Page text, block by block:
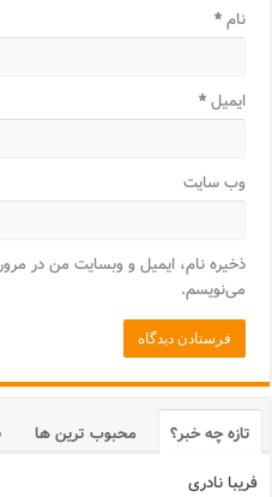
نام*
ایمیل*
وب‌ سایت
ذخیره نام، ایمیل و وبسایت من در
می‌نویسم.
تازه چه خبر؟ محبوب ترین ها
فریبا نادری